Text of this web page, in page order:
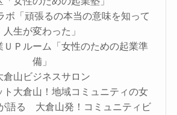
ボ「頑張るの本当の意味を知って
人生が変わった」
ＵＰルーム「女性のための起業準
備」
倉山ビジネスサロン
ト大倉山！地域コミュニティの女
語る 大倉山発！コミュニティビ